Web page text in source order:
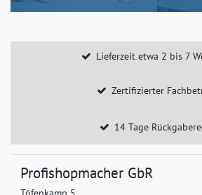
Lieferzeit etwa 2 bis 7
Zertifizierter
14 Tage
Profishopmacher GbR